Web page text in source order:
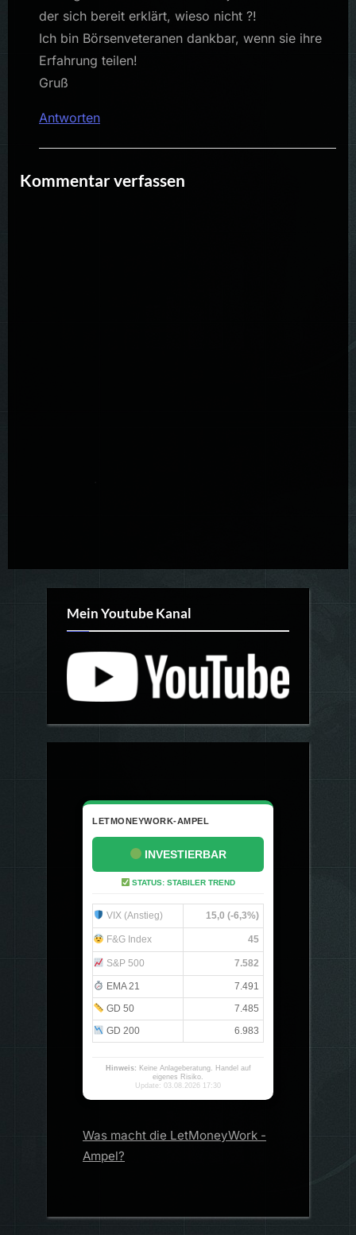
der sich bereit erklärt, wieso nicht ?!
Ich bin Börsenveteranen dankbar, wenn sie ihre
Erfahrung teilen!
Gruß
Antworten
Kommentar verfassen
Mein Youtube Kanal
LETMONEYWORK-AMPEL
INVESTIERBAR
STATUS: STABILER TREND
VIX (Anstieg) 15,0 (-6,3%)
F&G Index 45
S&P 500 7.582
EMA 21
7.491
GD 50
7.485
GD 200
6.983
Hinweis: Keine Anlageberatung. Handel auf
eigenes Risiko.
Update: 03.08.2026 17:30
Was macht die LetMoneyWork -
Ampel?